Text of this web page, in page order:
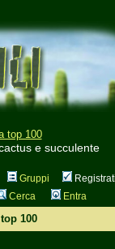
top 100
e succulente
Gruppi
Cerca Entra
100